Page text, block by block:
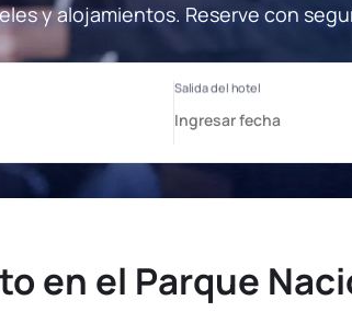
y alojamientos. Reserve con
en el Parque